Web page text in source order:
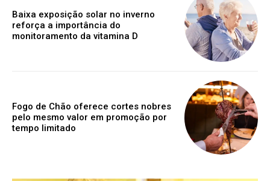
Baixa exposição solar no inverno
reforça a importância do
monitoramento da vitamina D
Fogo de Chão oferece cortes nobres
pelo mesmo valor em promoção por
tempo limitado